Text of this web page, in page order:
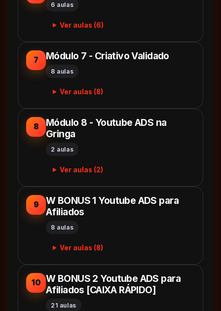
6 aulas
Ver aulas (6)
7 Módulo 7 - Criativo Validado
8 aulas
Ver aulas (8)
8
Módulo 8 - Youtube ADS na
Gringa
2 aulas
Ver aulas (2)
9
W BONUS 1 Youtube ADS para
Afiliados
8 aulas
Ver aulas (8)
10 W BONUS 2 Youtube ADS para
Afiliados [CAIXA RÁPIDO]
21 aulas